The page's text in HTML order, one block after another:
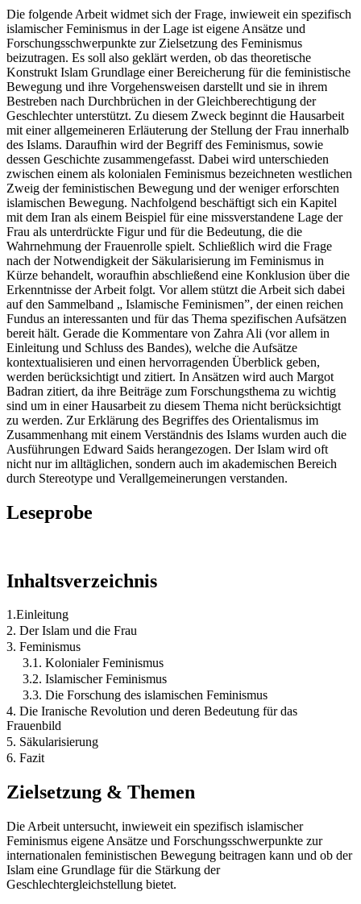
Die folgende Arbeit widmet sich der Frage, inwieweit ein spezifisch
islamischer Feminismus in der Lage ist eigene Ansätze und
Forschungsschwerpunkte zur Zielsetzung des Feminismus
beizutragen. Es soll also geklärt werden, ob das theoretische
Konstrukt Islam Grundlage einer Bereicherung für die feministische
Bewegung und ihre Vorgehensweisen darstellt und sie in ihrem
Bestreben nach Durchbrüchen in der Gleichberechtigung der
Geschlechter unterstützt. Zu diesem Zweck beginnt die Hausarbeit
mit einer allgemeineren Erläuterung der Stellung der Frau innerhalb
des Islams. Daraufhin wird der Begriff des Feminismus, sowie
dessen Geschichte zusammengefasst. Dabei wird unterschieden
zwischen einem als kolonialen Feminismus bezeichneten westlichen
Zweig der feministischen Bewegung und der weniger erforschten
islamischen Bewegung. Nachfolgend beschäftigt sich ein Kapitel
mit dem Iran als einem Beispiel für eine missverstandene Lage der
Frau als unterdrückte Figur und für die Bedeutung, die die
Wahrnehmung der Frauenrolle spielt. Schließlich wird die Frage
nach der Notwendigkeit der Säkularisierung im Feminismus in
Kürze behandelt, woraufhin abschließend eine Konklusion über die
Erkenntnisse der Arbeit folgt. Vor allem stützt die Arbeit sich dabei
auf den Sammelband „ Islamische Feminismen”, der einen reichen
Fundus an interessanten und für das Thema spezifischen Aufsätzen
bereit hält. Gerade die Kommentare von Zahra Ali (vor allem in
Einleitung und Schluss des Bandes), welche die Aufsätze
kontextualisieren und einen hervorragenden Überblick geben,
werden berücksichtigt und zitiert. In Ansätzen wird auch Margot
Badran zitiert, da ihre Beiträge zum Forschungsthema zu wichtig
sind um in einer Hausarbeit zu diesem Thema nicht berücksichtigt
zu werden. Zur Erklärung des Begriffes des Orientalismus im
Zusammenhang mit einem Verständnis des Islams wurden auch die
Ausführungen Edward Saids herangezogen. Der Islam wird oft
nicht nur im alltäglichen, sondern auch im akademischen Bereich
durch Stereotype und Verallgemeinerungen verstanden.
Leseprobe
Inhaltsverzeichnis
1.Einleitung
2. Der Islam und die Frau
3. Feminismus
3.1. Kolonialer Feminismus
3.2. Islamischer Feminismus
3.3. Die Forschung des islamischen Feminismus
4. Die Iranische Revolution und deren Bedeutung für das
Frauenbild
5. Säkularisierung
6. Fazit
Zielsetzung & Themen
Die Arbeit untersucht, inwieweit ein spezifisch islamischer
Feminismus eigene Ansätze und Forschungsschwerpunkte zur
internationalen feministischen Bewegung beitragen kann und ob der
Islam eine Grundlage für die Stärkung der
Geschlechtergleichstellung bietet.